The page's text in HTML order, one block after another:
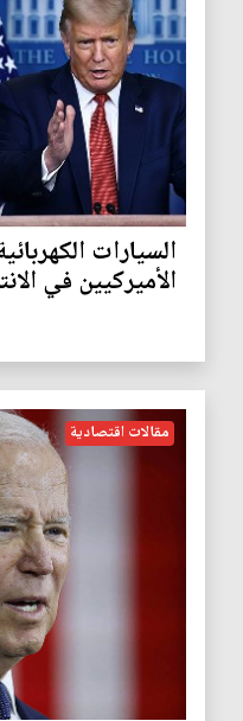
السيارات
الأميركيين في
مقالات اقتصادية